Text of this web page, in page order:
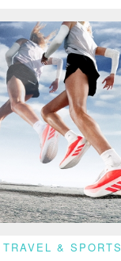
TRAVEL & SPORTS